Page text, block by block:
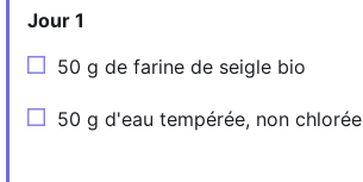
Jour 1
50 g de farine de seigle bio
50 g d'eau tempérée, non chlorée